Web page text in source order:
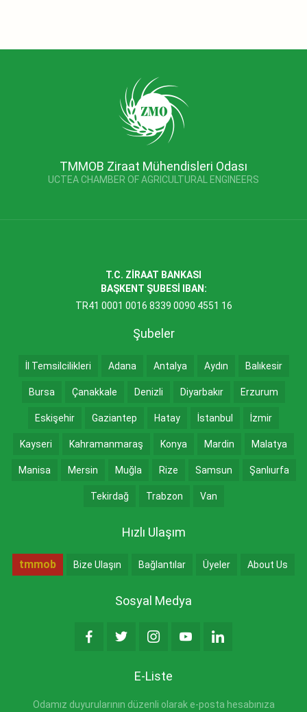
TMMOB Ziraat Mühendisleri Odası
UCTEA CHAMBER OF AGRICULTURAL ENGINEERS
T.C. ZİRAAT BANKASI
BAŞKENT ŞUBESİ IBAN:
TR41 0001 0016 8339 0090 4551 16
Şubeler
İl Temsilcilikleri Adana Antalya Aydın Balıkesir
Bursa Çanakkale Denizli Diyarbakır Erzurum
Eskişehir Gaziantep Hatay İstanbul İzmir
Kayseri Kahramanmaraş Konya Mardin Malatya
Manisa Mersin Muğla Rize Samsun Şanlıurfa
Tekirdağ Trabzon Van
Hızlı Ulaşım
tmmob Bize Ulaşın Bağlantılar Üyeler About Us
Sosyal Medya
E-Liste
Odamız duyurularının düzenli olarak e-posta hesabınıza